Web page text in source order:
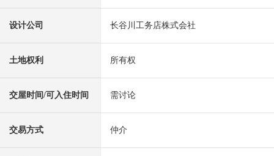
设计公司 长谷川工务店株式会社
土地权利 所有权
交屋时间/可入住时间 需讨论
交易方式 仲介